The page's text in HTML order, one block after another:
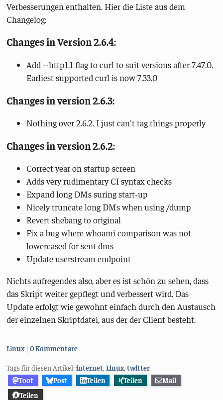
Verbesserungen enthalten. Hier die Liste aus dem
Changelog:
Changes in Version 2.6.4:
Add --http1.1 flag to curl to suit versions after 7.47.0.
Earliest supported curl is now 7.33.0
Changes in version 2.6.3:
Nothing over 2.6.2. I just can't tag things properly
Changes in version 2.6.2:
Correct year on startup screen
Adds very rudimentary CI syntax checks
Expand long DMs suring start-up
Nicely truncate long DMs when using /dump
Revert shebang to original
Fix a bug where whoami comparison was not
lowercased for sent dms
Update userstream endpoint
Nichts aufregendes also, aber es ist schön zu sehen, dass
das Skript weiter gepflegt und verbessert wird. Das
Update erfolgt wie gewohnt einfach durch den Austausch
der einzelnen Skriptdatei, aus der der Client besteht.
Kategorien:
Linux 0 Kommentare
Tags für diesen Artikel:internet,Linux,twitter
Toot
Post Teilen Teilen
Mail
Teilen